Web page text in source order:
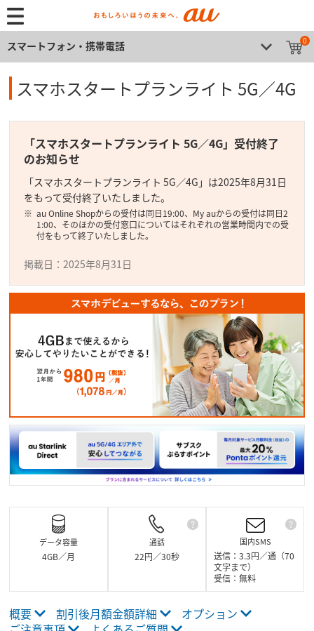
スマートフォン・携帯電話 0
スマホスタートプランライト 5G／4G
「スマホスタートプランライト 5G／4G」受付終了
のお知らせ
「スマホスタートプランライト 5G／4G」は2025年8月31日
をもって受付終了いたしました。
au Online Shopからの受付は同日19:00、My auからの受付は同日2
1:00、そのほかの受付窓口についてはそれぞれの営業時間内での受
付をもって終了いたしました。
掲載日：2025年8月31日
データ容量
4GB／月
通話
22円／30秒
通話
衛星電話への通話な
す。また他社が料金
がかかります。
国内SMS
送信：3.3円／通（70
文字まで）
受信：無料
概要 割引後月額金額詳細
オプション